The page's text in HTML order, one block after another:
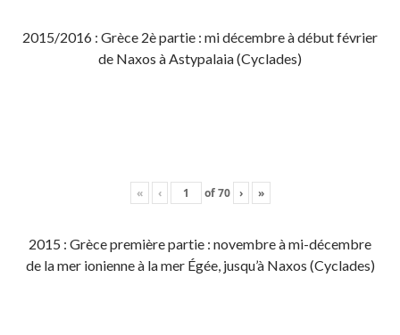
2015/2016 : Grèce 2è partie : mi décembre à début février
de Naxos à Astypalaia (Cyclades)
« ‹ of70 › »
2015 : Grèce première partie : novembre à mi-décembre
de la mer ionienne à la mer Égée, jusqu’à Naxos (Cyclades)